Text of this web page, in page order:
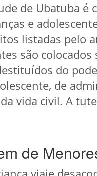
de Ubatuba
e
listadas pelo
são
do
de
vida civil. A
de